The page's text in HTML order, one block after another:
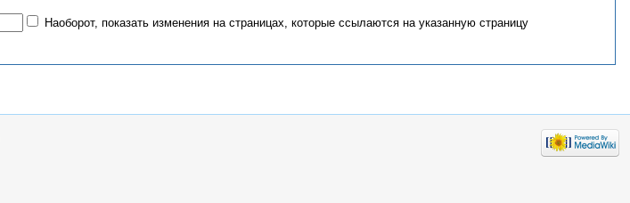
Наоборот, показать изменения на страницах, которые ссылаются на указанную страницу